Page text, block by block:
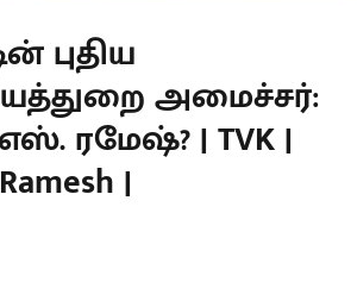
புதிய
அமைச்சர்:
ரமேஷ்? | TVK |
|